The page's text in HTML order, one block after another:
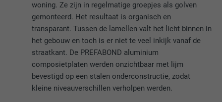
woning. Ze zijn in regelmatige groepjes als golven
gemonteerd. Het resultaat is organisch en
transparant. Tussen de lamellen valt het licht binnen in
het gebouw en toch is er niet te veel inkijk vanaf de
straatkant. De PREFABOND aluminium
composietplaten werden onzichtbaar met lijm
bevestigd op een stalen onderconstructie, zodat
kleine niveauverschillen verholpen werden.